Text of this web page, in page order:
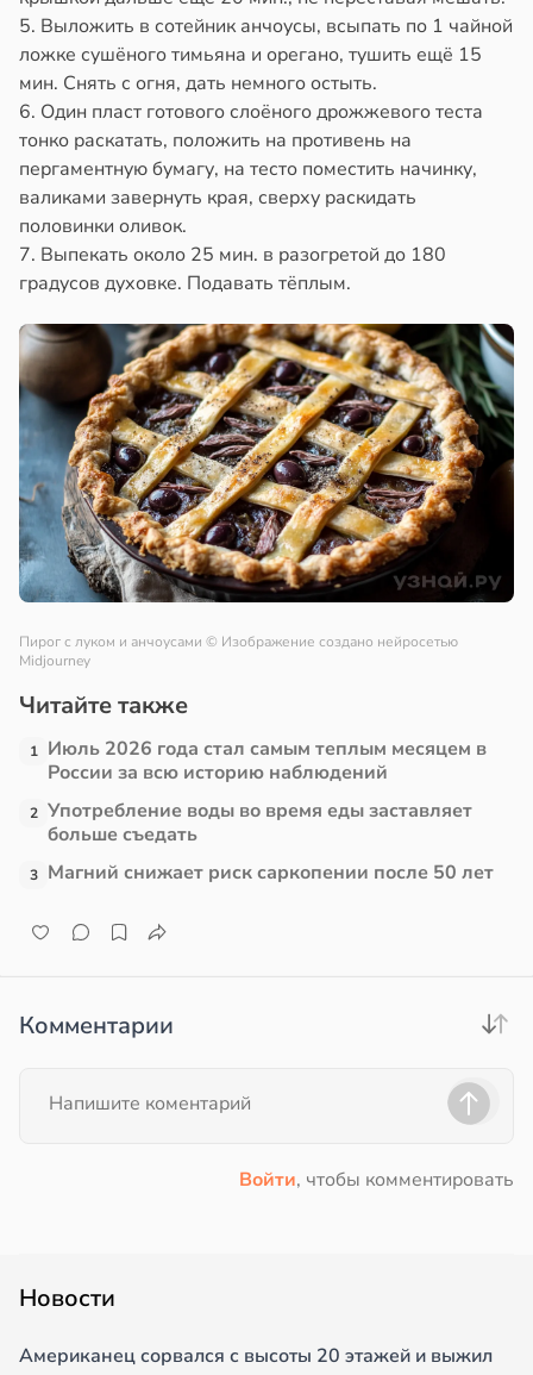
5. Выложить в сотейник анчоусы, всыпать по 1 чайной
ложке сушёного тимьяна и орегано, тушить ещё 15
мин. Снять с огня, дать немного остыть.
6. Один пласт готового слоёного дрожжевого теста
тонко раскатать, положить на противень на
пергаментную бумагу, на тесто поместить начинку,
валиками завернуть края, сверху раскидать
половинки оливок.
7. Выпекать около 25 мин. в разогретой до 180
градусов духовке. Подавать тёплым.
Пирог с луком и анчоусами © Изображение создано нейросетью
Midjourney
Читайте также
1 Июль 2026 года стал самым теплым месяцем в
России за всю историю наблюдений
2 Употребление воды во время еды заставляет
больше съедать
3 Магний снижает риск саркопении после 50 лет
Комментарии
Войти, чтобы комментировать
Новости
Американец сорвался с высоты 20 этажей и выжил